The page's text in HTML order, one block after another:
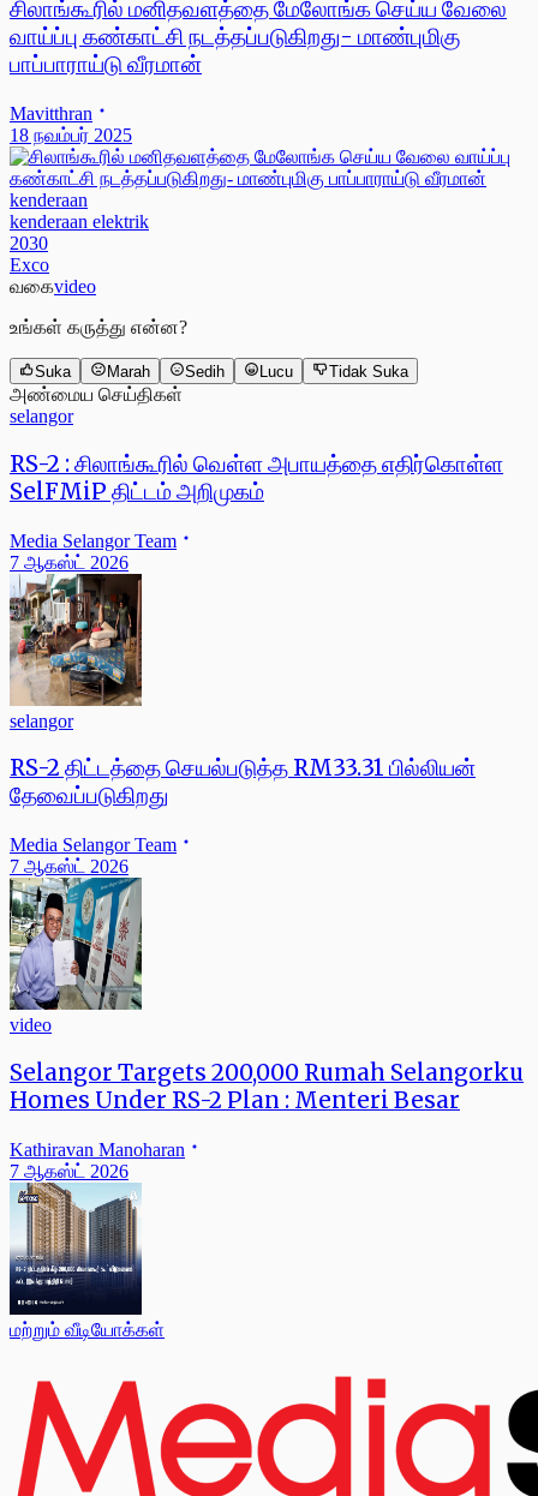
சிலாங்கூரில் மனிதவளத்தை மேலோங்க செய்ய வேலை
வாய்ப்பு கண்காட்சி நடத்தப்படுகிறது- மாண்புமிகு
பாப்பாராய்டு வீரமான்
Mavitthran
18 நவம்பர் 2025
kenderaan
kenderaan elektrik
2030
Exco
வகைvideo
உங்கள் கருத்து என்ன?
Suka Marah Sedih Lucu Tidak Suka
அண்மைய செய்திகள்
selangor
RS-2 : சிலாங்கூரில் வெள்ள அபாயத்தை எதிர்கொள்ள
SelFMiP திட்டம் அறிமுகம்
Media Selangor Team
7 ஆகஸ்ட் 2026
selangor
RS-2 திட்டத்தை செயல்படுத்த RM33.31 பில்லியன்
தேவைப்படுகிறது
Media Selangor Team
7 ஆகஸ்ட் 2026
video
Selangor Targets 200,000 Rumah Selangorku
Homes Under RS-2 Plan : Menteri Besar
Kathiravan Manoharan
7 ஆகஸ்ட் 2026
மற்றும் வீடியோக்கள்